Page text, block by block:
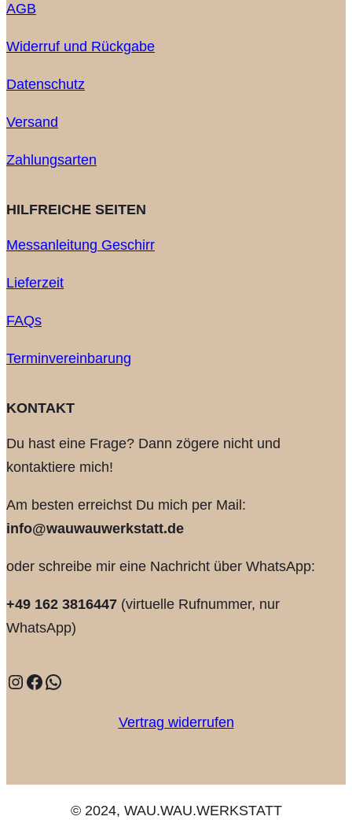
AGB
Widerruf und Rückgabe
Datenschutz
Versand
Zahlungsarten
HILFREICHE SEITEN
Messanleitung Geschirr
Lieferzeit
FAQs
Terminvereinbarung
KONTAKT
Du hast eine Frage? Dann zögere nicht und
kontaktiere mich!
Am besten erreichst Du mich per Mail:
info@wauwauwerkstatt.de
oder schreibe mir eine Nachricht über WhatsApp:
+49 162 3816447 (virtuelle Rufnummer, nur
WhatsApp)
Instagram Facebook WhatsApp
Vertrag widerrufen
© 2024, WAU.WAU.WERKSTATT